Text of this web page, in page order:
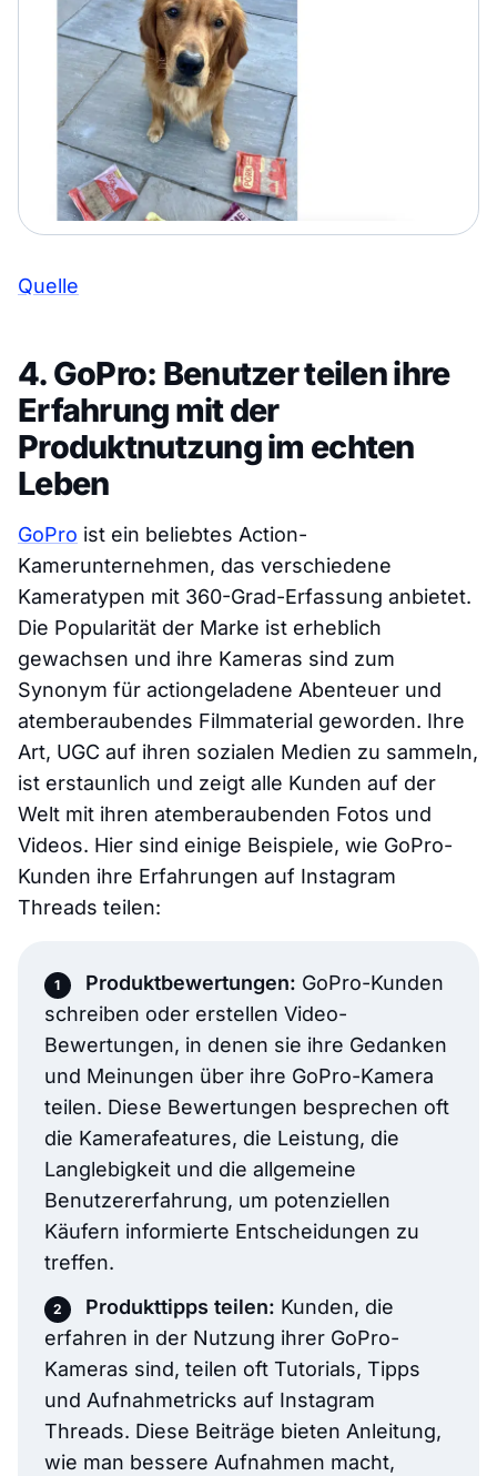
Quelle
4. GoPro: Benutzer teilen ihre
Erfahrung mit der
Produktnutzung im echten
Leben
GoPro ist ein beliebtes Action-
Kamerunternehmen, das verschiedene
Kameratypen mit 360-Grad-Erfassung anbietet.
Die Popularität der Marke ist erheblich
gewachsen und ihre Kameras sind zum
Synonym für actiongeladene Abenteuer und
atemberaubendes Filmmaterial geworden. Ihre
Art, UGC auf ihren sozialen Medien zu sammeln,
ist erstaunlich und zeigt alle Kunden auf der
Welt mit ihren atemberaubenden Fotos und
Videos. Hier sind einige Beispiele, wie GoPro-
Kunden ihre Erfahrungen auf Instagram
Threads teilen:
Produktbewertungen: GoPro-Kunden
schreiben oder erstellen Video-
Bewertungen, in denen sie ihre Gedanken
und Meinungen über ihre GoPro-Kamera
teilen. Diese Bewertungen besprechen oft
die Kamerafeatures, die Leistung, die
Langlebigkeit und die allgemeine
Benutzererfahrung, um potenziellen
Käufern informierte Entscheidungen zu
treffen.
Produkttipps teilen: Kunden, die
erfahren in der Nutzung ihrer GoPro-
Kameras sind, teilen oft Tutorials, Tipps
und Aufnahmetricks auf Instagram
Threads. Diese Beiträge bieten Anleitung,
wie man bessere Aufnahmen macht,